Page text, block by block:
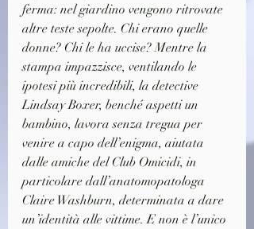
ferma: nel giardino vengono ritrovate
altre teste sepolte. Chi erano quelle
donne? Chi le ha uccise? Mentre la
stampa impazzisce, ventilando le
ipotesi più incredibili, la detective
Lindsay Boxer, benché aspetti un
bambino, lavora senza tregua per
venire a capo dell’enigma, aiutata
dalle amiche del Club Omicidi, in
particolare dall’anatomopatologa
Claire Washburn, determinata a dare
un’identità alle vittime. E non è l’unico